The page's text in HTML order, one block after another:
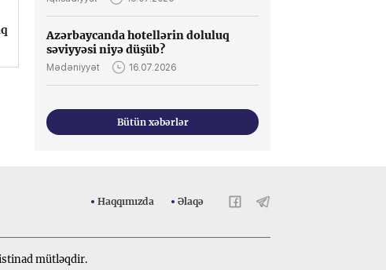
Azərbaycanda hotellərin doluluq
səviyyəsi niyə düşüb?
Mədəniyyət 16.07.2026
Bütün xəbərlər
Haqqımızda Əlaqə
mütləqdir.